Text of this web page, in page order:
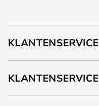
KLANTENSERVICE
KLANTENSERVICE